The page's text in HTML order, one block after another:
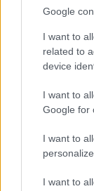
Google
I want to
related to
device
I want to
Google for
I want to
I want to
PIVOT
Αλλαγή